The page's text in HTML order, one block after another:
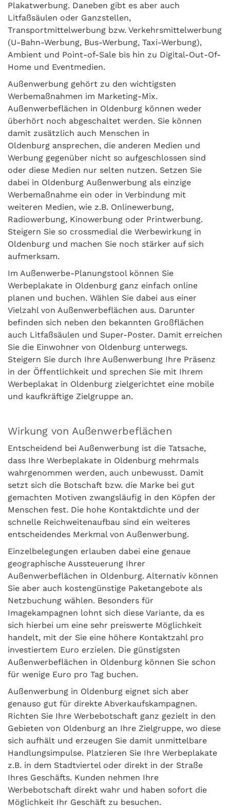
Plakatwerbung. Daneben gibt es aber auch
Litfaßsäulen oder Ganzstellen,
Transportmittelwerbung bzw. Verkehrsmittelwerbung
(U-Bahn-Werbung, Bus-Werbung, Taxi-Werbung),
Ambient und Point-of-Sale bis hin zu Digital-Out-Of-
Home und Eventmedien.
Außenwerbung gehört zu den wichtigsten
Werbemaßnahmen im Marketing-Mix.
Außenwerbeflächen in Oldenburg können weder
überhört noch abgeschaltet werden. Sie können
damit zusätzlich auch Menschen in
Oldenburg ansprechen, die anderen Medien und
Werbung gegenüber nicht so aufgeschlossen sind
oder diese Medien nur selten nutzen. Setzen Sie
dabei in Oldenburg Außenwerbung als einzige
Werbemaßnahme ein oder in Verbindung mit
weiteren Medien, wie z.B. Onlinewerbung,
Radiowerbung, Kinowerbung oder Printwerbung.
Steigern Sie so crossmedial die Werbewirkung in
Oldenburg und machen Sie noch stärker auf sich
aufmerksam.
Im Außenwerbe-Planungstool können Sie
Werbeplakate in Oldenburg ganz einfach online
planen und buchen. Wählen Sie dabei aus einer
Vielzahl von Außenwerbeflächen aus. Darunter
befinden sich neben den bekannten Großflächen
auch Litfaßsäulen und Super-Poster. Damit erreichen
Sie die Einwohner von Oldenburg unterwegs.
Steigern Sie durch Ihre Außenwerbung Ihre Präsenz
in der Öffentlichkeit und sprechen Sie mit Ihrem
Werbeplakat in Oldenburg zielgerichtet eine mobile
und kaufkräftige Zielgruppe an.
Wirkung von Außenwerbeflächen
Entscheidend bei Außenwerbung ist die Tatsache,
dass Ihre Werbeplakate in Oldenburg mehrmals
wahrgenommen werden, auch unbewusst. Damit
setzt sich die Botschaft bzw. die Marke bei gut
gemachten Motiven zwangsläufig in den Köpfen der
Menschen fest. Die hohe Kontaktdichte und der
schnelle Reichweitenaufbau sind ein weiteres
entscheidendes Merkmal von Außenwerbung.
Einzelbelegungen erlauben dabei eine genaue
geographische Aussteuerung Ihrer
Außenwerbeflächen in Oldenburg. Alternativ können
Sie aber auch kostengünstige Paketangebote als
Netzbuchung wählen. Besonders für
Imagekampagnen lohnt sich diese Variante, da es
sich hierbei um eine sehr preiswerte Möglichkeit
handelt, mit der Sie eine höhere Kontaktzahl pro
investiertem Euro erzielen. Die günstigsten
Außenwerbeflächen in Oldenburg können Sie schon
für wenige Euro pro Tag buchen.
Außenwerbung in Oldenburg eignet sich aber
genauso gut für direkte Abverkaufskampagnen.
Richten Sie Ihre Werbebotschaft ganz gezielt in den
Gebieten von Oldenburg an Ihre Zielgruppe, wo diese
sich aufhält und erzeugen Sie damit unmittelbare
Handlungsimpulse. Platzieren Sie Ihre Werbeplakate
z.B. in dem Stadtviertel oder direkt in der Straße
Ihres Geschäfts. Kunden nehmen Ihre
Werbebotschaft direkt wahr und haben sofort die
Möglichkeit Ihr Geschäft zu besuchen.